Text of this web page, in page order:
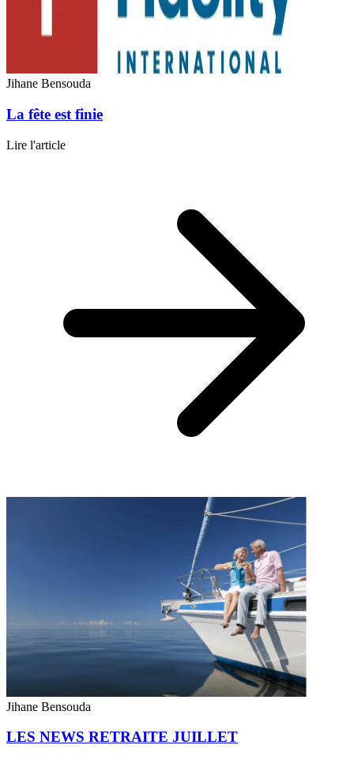
Jihane Bensouda
La fête est finie
Lire l'article
Jihane Bensouda
LES NEWS RETRAITE JUILLET